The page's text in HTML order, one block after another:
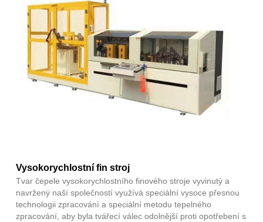
Vysokorychlostní fin stroj
Tvar čepele vysokorychlostního finového stroje vyvinutý a
navržený naší společností využívá speciální vysoce přesnou
technologii zpracování a speciální metodu tepelného
zpracování, aby byla tvářecí válec odolnější proti opotřebení s